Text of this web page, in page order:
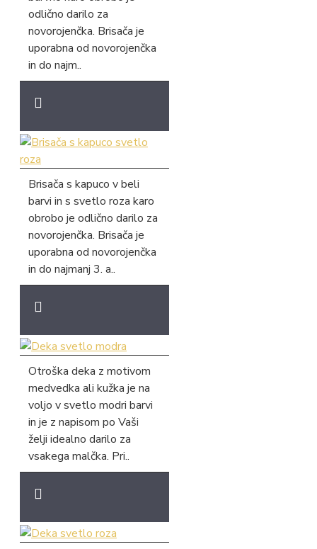
odlično darilo za
novorojenčka. Brisača je
uporabna od novorojenčka
in do najm..
Brisača s kapuco v beli
barvi in s svetlo roza karo
obrobo je odlično darilo za
novorojenčka. Brisača je
uporabna od novorojenčka
in do najmanj 3. a..
Otroška deka z motivom
medvedka ali kužka je na
voljo v svetlo modri barvi
in je z napisom po Vaši
želji idealno darilo za
vsakega malčka. Pri..